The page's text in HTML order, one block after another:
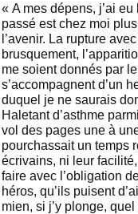
« A mes dépens, j’ai
passé est chez moi
l’avenir. La rupture
brusquement,
me soient donnés par
s’accompagnent d’un
duquel je ne saurais
Haletant d’asthme
vol des pages une à
pourchassait un temps
écrivains, ni leur facilité,
faire avec l’obligation
héros, qu’ils puisent
mien, si j’y plonge,